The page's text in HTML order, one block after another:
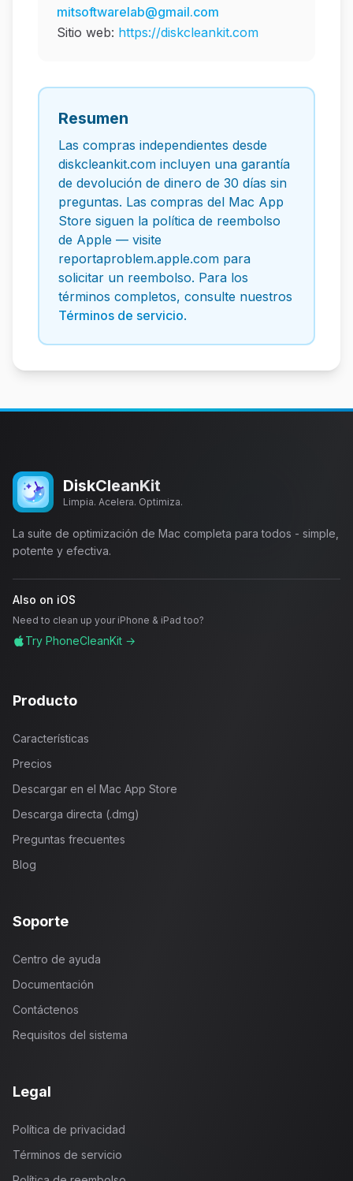
mitsoftwarelab@gmail.com
Sitio web: https://diskcleankit.com
Resumen
Las compras independientes desde
diskcleankit.com incluyen una garantía
de devolución de dinero de 30 días sin
preguntas. Las compras del Mac App
Store siguen la política de reembolso
de Apple — visite
reportaproblem.apple.com para
solicitar un reembolso. Para los
términos completos, consulte nuestros
Términos de servicio.
DiskCleanKit
Limpia. Acelera. Optimiza.
La suite de optimización de Mac completa para todos - simple,
potente y efectiva.
Also on iOS
Need to clean up your iPhone & iPad too?
Try PhoneCleanKit →
Producto
Características
Precios
Descargar en el Mac App Store
Descarga directa (.dmg)
Preguntas frecuentes
Blog
Soporte
Centro de ayuda
Documentación
Contáctenos
Requisitos del sistema
Legal
Política de privacidad
Términos de servicio